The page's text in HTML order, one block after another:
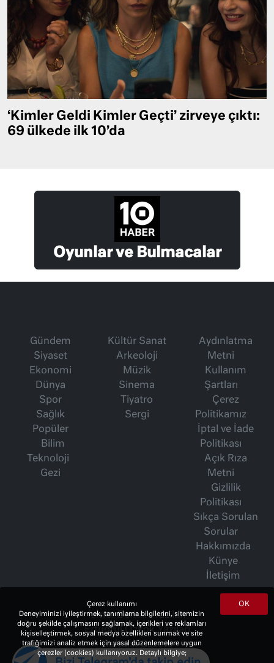
‘Kimler Geldi Kimler Geçti’ zirveye çıktı:
69 ülkede ilk 10’da
Oyunlar ve Bulmacalar
Gündem
Siyaset
Ekonomi
Dünya
Spor
Sağlık
Popüler
Bilim
Teknoloji
Gezi
Kültür Sanat
Arkeoloji
Müzik
Sinema
Tiyatro
Sergi
Aydınlatma
Metni
Kullanım
Şartları
Çerez
Politikamız
İptal ve İade
Politikası
Açık Rıza
Metni
Gizlilik
Politikası
Sıkça Sorulan
Sorular
Hakkımızda
Künye
İletişim
İsmet Berkan Yazıları
Ertuğrul Özkök Yazıları
Haftalık Gazete
OK
Çerez kullanımı
Deneyiminizi iyileştirmek, tanımlama bilgilerini, sitemizin
doğru şekilde çalışmasını sağlamak, içerikleri ve reklamları
kişiselleştirmek, sosyal medya özellikleri sunmak ve site
trafiğimizi analiz etmek için yasal düzenlemelere uygun
çerezler (cookies) kullanıyoruz. Detaylı bilgiye;